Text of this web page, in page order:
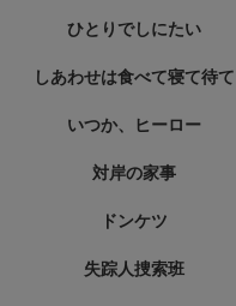
ひとりでしにたい
しあわせは食べて寝て待て
いつか、ヒーロー
対岸の家事
ドンケツ
失踪人捜索班